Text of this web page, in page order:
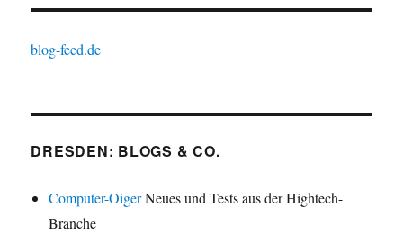
blog-feed.de
DRESDEN: BLOGS & CO.
Computer-OigerNeues und Tests aus der Hightech-
Branche